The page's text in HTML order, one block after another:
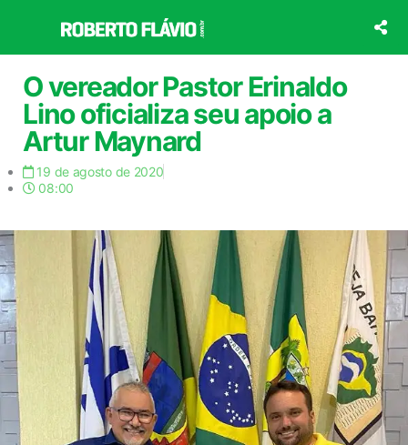
o
conteúdo
O vereador Pastor Erinaldo
Lino oficializa seu apoio a
Artur Maynard
19 de agosto de 2020
08:00